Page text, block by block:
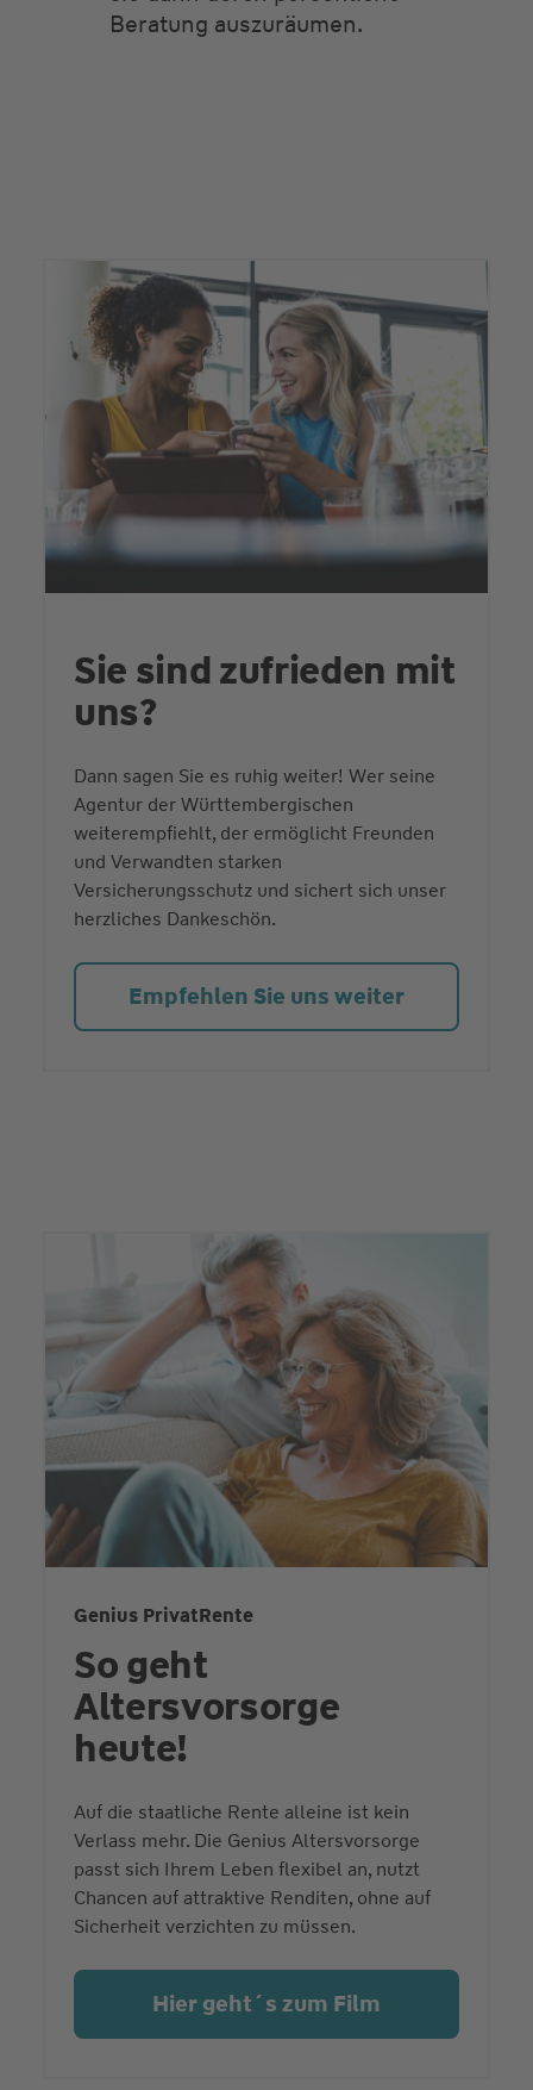
Beratung auszuräumen.
Sie sind zufrieden mit
uns?
Dann sagen Sie es ruhig weiter! Wer seine
Agentur der Württembergischen
weiterempfiehlt, der ermöglicht Freunden
und Verwandten starken
Versicherungsschutz und sichert sich unser
herzliches Dankeschön.
Empfehlen Sie uns weiter
Genius PrivatRente
So geht
Altersvorsorge
heute!
Auf die staatliche Rente alleine ist kein
Verlass mehr. Die Genius Altersvorsorge
passt sich Ihrem Leben flexibel an, nutzt
Chancen auf attraktive Renditen, ohne auf
Sicherheit verzichten zu müssen.
Hier geht´s zum Film